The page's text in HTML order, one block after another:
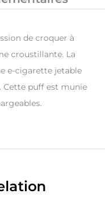
de croquer à
croustillante. La
e-cigarette jetable
Cette puff est munie